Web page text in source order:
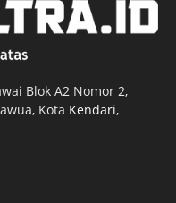
Blok A2 Nomor 2,
Kota Kendari,